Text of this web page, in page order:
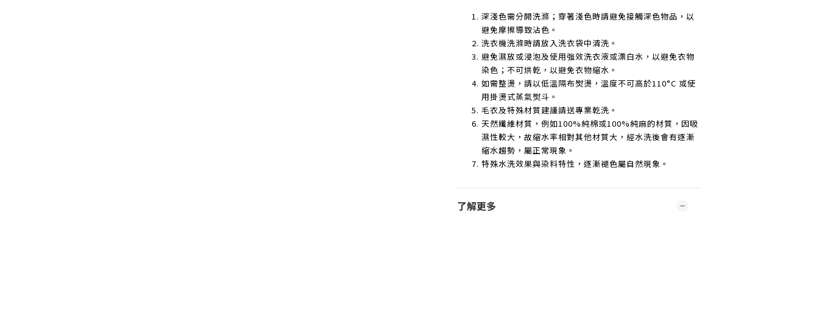
深淺色需分開洗滌；穿著淺色時請避免接觸深色物品，以
避免摩擦導致沾色。
洗衣機洗滌時請放入洗衣袋中清洗。
避免濕放或浸泡及使用強效洗衣液或漂白水，以避免衣物
染色；不可烘乾，以避免衣物縮水。
如需整燙，請以低溫隔布熨燙，溫度不可高於110°C 或使
用掛燙式蒸氣熨斗。
毛衣及特殊材質建議請送專業乾洗。
天然纖維材質，例如100%純棉或100%純麻的材質，因吸
濕性較大，故縮水率相對其他材質大，經水洗後會有逐漸
縮水趨勢，屬正常現象。
特殊水洗效果與染料特性，逐漸褪色屬自然現象。
了解更多